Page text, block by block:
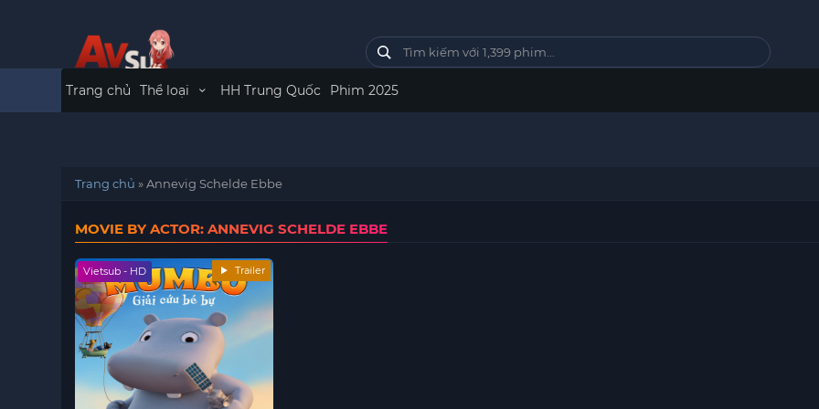
Trang chủ Thể loại HH Trung Quốc Phim 2025
Trang chủ »Annevig Schelde Ebbe
MOVIE BY ACTOR: ANNEVIG SCHELDE EBBE
Vietsub - HD Trailer